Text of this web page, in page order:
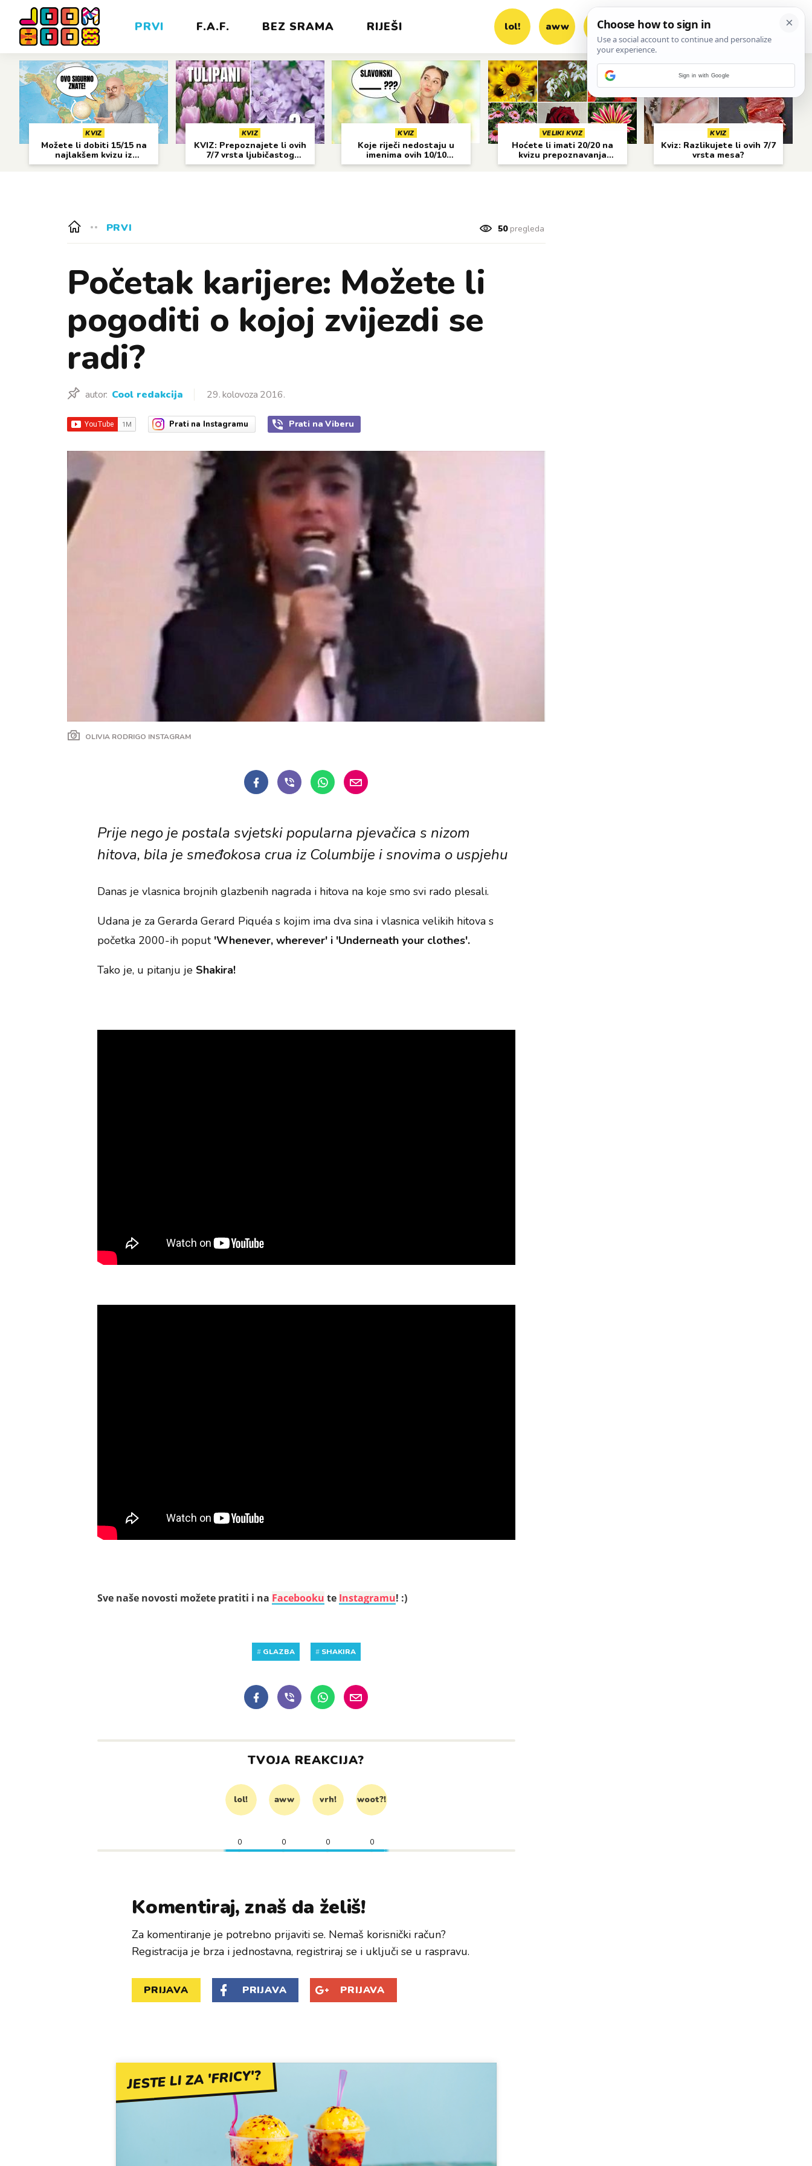
PRVI F.A.F. BEZ SRAMA RIJEŠI lol! aww vrh! woot?!
KVIZ
Možete li dobiti 15/15 na
najlakšem kvizu iz
geografije?
KVIZ
KVIZ: Prepoznajete li ovih
7/7 vrsta ljubičastog
cvijeća?
KVIZ
Koje riječi nedostaju u
imenima ovih 10/10
gradova?
VELIKI KVIZ
Hoćete li imati 20/20 na
kvizu prepoznavanja
cvijeća?
KVIZ
Kviz: Razlikujete li ovih 7/7
vrsta mesa?
PRVI 50pregleda
Početak karijere: Možete li
pogoditi o kojoj zvijezdi se
radi?
autor: Cool redakcija 29. kolovoza 2016.
Prati na Instagramu Prati na Viberu
OLIVIA RODRIGO INSTAGRAM
Prije nego je postala svjetski popularna pjevačica s nizom
hitova, bila je smeđokosa crua iz Columbije i snovima o uspjehu
Danas je vlasnica brojnih glazbenih nagrada i hitova na koje smo svi rado plesali.
Udana je za Gerarda Gerard Piquéa s kojim ima dva sina i vlasnica velikih hitova s
početka 2000-ih poput'Whenever, wherever' i 'Underneath your clothes'.
Tako je, u pitanju je Shakira!
Sve naše novosti možete pratiti i na Facebooku te Instagramu! :)
# GLAZBA # SHAKIRA
TVOJA REAKCIJA?
lol! aww vrh! woot?!
0 0 0 0
Komentiraj, znaš da želiš!
Za komentiranje je potrebno prijaviti se. Nemaš korisnički račun?
Registracija je brza i jednostavna, registriraj se i uključi se u raspravu.
PRIJAVA PRIJAVA PRIJAVA
JESTE LI ZA 'FRICY'?
Sign in with Google